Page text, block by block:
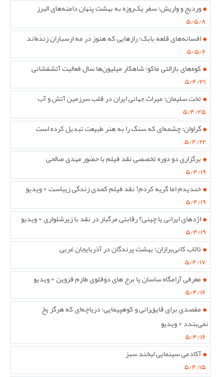
وردیج و واریش؛ سفر یک‌روزه به بهشت پنهان دامنه‌های البرز
۵/۵/۸
افسانه‌های قلعه بابک؛ رازهایی که هنوز در مه ارسباران زنده‌اند
۵/۵/۶
کوه‌های بازالتی ماکو؛ شاهکار میلیون‌ها سال فعالیت آتشفشانی
۵/۴/۳۱
تخت سلیمان؛ میراث جهانی ایران در قلب سرزمین آتش و آب
۵/۴/۲۵
گراوان؛ چشمه‌ای که سنگ را به هنر طبیعت تبدیل کرده است
۵/۴/۲۲
برگزاری دو دوره تخصصی نقد فیلم با حضور مهدی صالحی
۵/۴/۱۹
خندیدم اما گریه کردم! نقد فیلم کمدی زندگی زیباست + ویدیو
۵/۴/۱۹
اژدهای ایرانی یا چینی؟ رقابتی مرگبار در نقد با زیرشلواری + ویدیو
۵/۴/۱۹
تالاب کانی‌برازان؛ بهشت پرندگان در آذربایجان غربی
۵/۴/۱۷
معرفی آرامگاه ساسان یا برج های دوقلوی طارم قزوین + ویدیو
۵/۴/۱۶
مقصدی برای قایق‌رانی و کوهپیمایی؛ دریاچه‌ای که هرگز یخ
نمی‌بندد + ویدیو
۵/۴/۱۶
آکادمی سینمایی لبخند سبز
۵/۴/۱۵